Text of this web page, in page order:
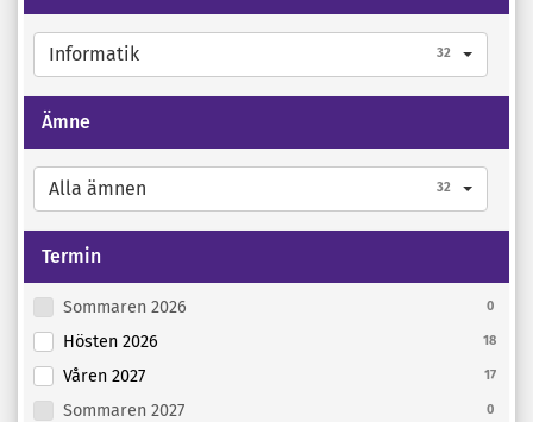
Informatik 32
Ämne
Alla ämnen 32
Termin
Sommaren 2026 0
Hösten 2026 18
Våren 2027 17
Sommaren 2027 0